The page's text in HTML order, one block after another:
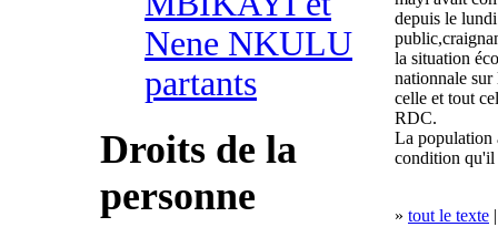
Nene NKULU
partants
Droits de la
personne
depuis le
la situation
nationnale
celle et tout
RDC.
La population
condition qu'il
» tout le texte